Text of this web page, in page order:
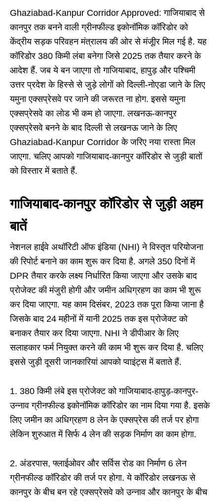
Ghaziabad-Kanpur Corridor Approved: गाजियाबाद से
कानपुर तक बनने वाली ग्रीनफील्ड इकोनॉमिक कॉरिडोर को
केंद्रीय सड़क परिवहन मंत्रालय की ओर से मंजूीर मिल गई है. यह
कॉरिडोर 380 किमी लंबा बनेगा जिसे 2025 तक तैयार करने के
आदेश हैं. जब ये बन जाएगा तो गाजियाबाद, हापुड़ और पश्चिमी
उत्तर प्रदेश के हिस्से से जुड़े लोगों को दिल्ली-नोएडा जाने के लिए
यमुना एक्सप्रेसवे पर जाने की जरूरत ना होग. इससे यमुना
एक्सप्रेसवे का लोड भी कम हो जाएगा. लखनऊ-कानपुर
एक्सप्रेसवे बनने के बाद दिल्ली से लखनऊ जाने के लिए
Ghaziabad-Kanpur Corridor के जरिए नया रास्ता मिल
जाएगा. चलिए आपको गाजियाबाद-कानपुर कॉरिडोर से जुड़ी बातों
को विस्तार में बताते हैं.
गाजियाबाद-कानपुर कॉरिडोर से जुड़ी अहम
बातें
नेशनल हाईवे अथॉरिटी ऑफ इंडिया (NHI) ने विस्तृत परियोजना
की रिपोर्ट बनाने का काम शुरू कर दिया है. अगले 350 दिनों में
DPR तैयार करके लक्ष्य निर्धारित किया जाएगा और उसके बाद
प्रोजेक्ट की मंजुरी होगी और जमीन अधिग्रहण का काम भी शुरू
कर दिया जाएगा. यह काम दिसंबर, 2023 तक पूरा किया जाना है
जिसके बाद 24 महीनों में यानी 2025 तक इस प्रोजेक्ट को
बनाकर तैयार कर दिया जाएगा. NHI ने डीपीआर के लिए
सलाहकार फर्म नियुक्त करने की काम भी शुरू कर दिया है. चलिए
इससे जुड़ी दूसरी जानकारियां आपको प्वाइंट्स में बताते हैं.
1. 380 किमी लंबे इस प्रोजेक्ट को गाजियाबाद-हापुड़-कानपुर-
उन्नाव ग्रीनफील्ड इकोनॉमिक कॉरिडोर का नाम दिया गया है. इसके
लिए जमीन का अधिग्रहण 8 लेन के एक्सप्रेस की तर्ज पर होगा
लेकिन शुरुआत में सिर्फ 4 लेन की सड़क निर्माण का काम होगा.
2. अंडरपास, फ्लाईओवर और सर्विस रोड का निर्माण 6 लेन
ग्रीनफील्ड कॉरिडोर की तर्ज पर होगा. ये कॉरिडोर लखनऊ से
कानपुर के बीच बन रहे एक्सप्रेसवे को उन्नाव और कानपुर के बीच